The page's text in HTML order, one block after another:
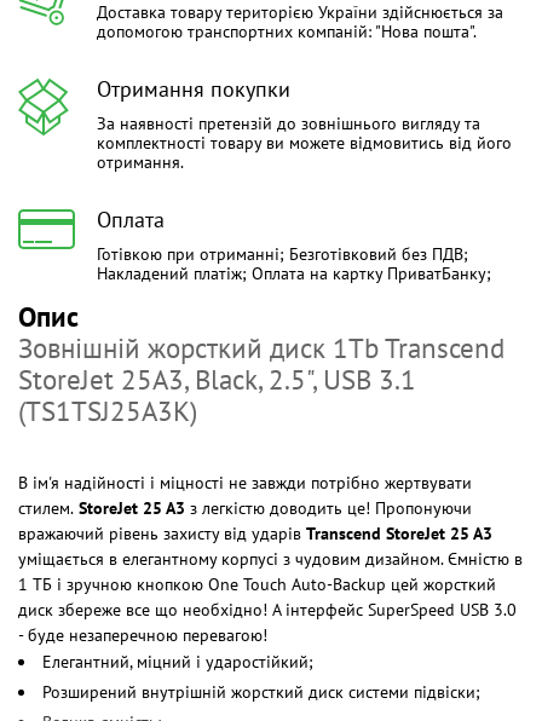
Доставка товару територією України здійснюється за
допомогою транспортних компаній: "Нова пошта".
Отримання покупки
За наявності претензій до зовнішнього вигляду та
комплектності товару ви можете відмовитись від його
отримання.
Оплата
Готівкою при отриманні; Безготівковий без ПДВ;
Накладений платіж; Оплата на картку ПриватБанку;
Опис
Зовнішній жорсткий диск 1Tb Transcend
StoreJet 25A3, Black, 2.5", USB 3.1
(TS1TSJ25A3K)
В ім'я надійності і міцності не завжди потрібно жертвувати
стилем. StoreJet 25 A3 з легкістю доводить це! Пропонуючи
вражаючий рівень захисту від ударів Transcend StoreJet 25 A3
уміщається в елегантному корпусі з чудовим дизайном. Ємністю в
1 ТБ і зручною кнопкою One Touch Auto-Backup цей жорсткий
диск збереже все що необхідно! А інтерфейс SuperSpeed ​​USB 3.0
- буде незаперечною перевагою!
Елегантний, міцний і ударостійкий;
Розширений внутрішній жорсткий диск системи підвіски;